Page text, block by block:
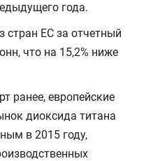
года.
стран ЕС за отчетный
что на 15,2% ниже
ранее, европейские
диоксида титана
в 2015 году,